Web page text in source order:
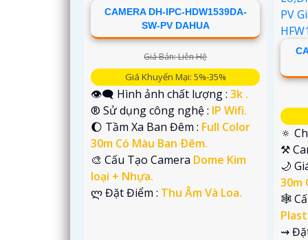
CAMERA DH-IPC-HDW1539DA-
SW-PV DAHUA
Giá Bán: Liên Hệ
Giá Khuyến Mại: 5%-35%
👁️‍🗨 Hình ảnh chất lượng : 3k .
®️ Sử dụng công nghệ : IP Wifi.
🌔 Tầm Xa Ban Đêm : Full Color
30m Có Màu Ban Ðêm.
🎨 Cấu Tạo Camera Dome Kim
loại + Nhựa.
️ლ Đặt Điểm : Thu Âm Và Loa.
🔅
⚒
🌙
30m
🕸️
️⇝